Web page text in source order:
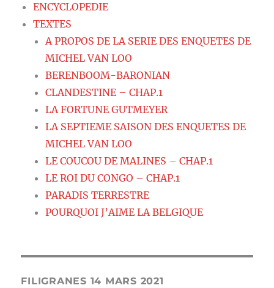
ENCYCLOPEDIE
TEXTES
A PROPOS DE LA SERIE DES ENQUETES DE
MICHEL VAN LOO
BERENBOOM-BARONIAN
CLANDESTINE – CHAP.1
LA FORTUNE GUTMEYER
LA SEPTIEME SAISON DES ENQUETES DE
MICHEL VAN LOO
LE COUCOU DE MALINES – CHAP.1
LE ROI DU CONGO – CHAP.1
PARADIS TERRESTRE
POURQUOI J’AIME LA BELGIQUE
FILIGRANES 14 MARS 2021